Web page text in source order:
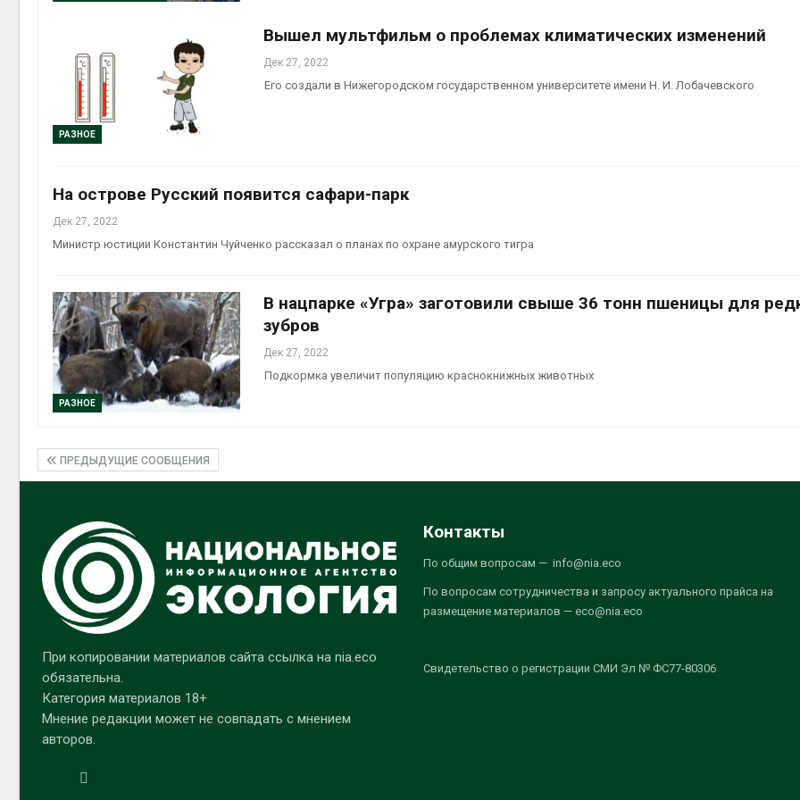
РАЗНОЕ
Вышел мультфильм о проблемах климатических изменений
Дек 27, 2022
Его создали в Нижегородском государственном университете имени Н. И. Лобачевского
На острове Русский появится сафари-парк
Дек 27, 2022
Министр юстиции Константин Чуйченко рассказал о планах по охране амурского тигра
РАЗНОЕ
В нацпарке «Угра» заготовили свыше 36 тонн пшеницы для
зубров
Дек 27, 2022
Подкормка увеличит популяцию краснокнижных животных
ПРЕДЫДУЩИЕ СООБЩЕНИЯ
При копировании материалов сайта ссылка на nia.eco
обязательна.
Категория материалов 18+
Мнение редакции может не совпадать с мнением
авторов.
Контакты
По общим вопросам — info@nia.eco
По вопросам сотрудничества и запросу актуального прайса на
размещение материалов — eco@nia.eco
Свидетельство о регистрации СМИ Эл № ФС77-80306